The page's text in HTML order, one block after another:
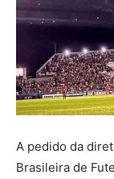
A pedido da
Brasileira de